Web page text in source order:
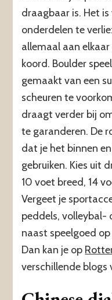
draagbaar is. Het
onderdelen te
allemaal aan
koord. Boulder
gemaakt van een
scheuren te
draagt verder bij
te garanderen. De
dat je het binnen
gebruiken. Kies uit
10 voet breed, 14
Vergeet je
peddels, volleybal-
naast speelgoed
Dan kan je op
verschillende blogs